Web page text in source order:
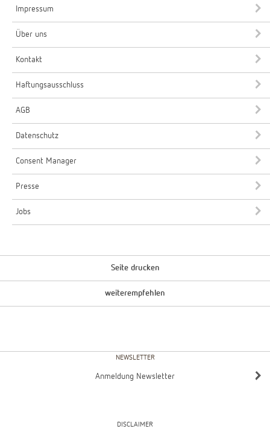
Impressum
Über uns
Kontakt
Haftungsausschluss
AGB
Datenschutz
Consent Manager
Presse
Jobs
Seite drucken
weiterempfehlen
NEWSLETTER
Anmeldung Newsletter
DISCLAIMER